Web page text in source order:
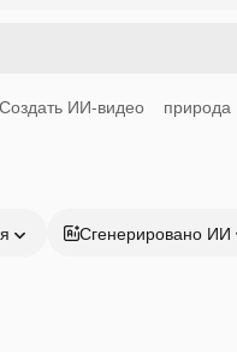
Создать ИИ-видео природа
Сгенерировано ИИ